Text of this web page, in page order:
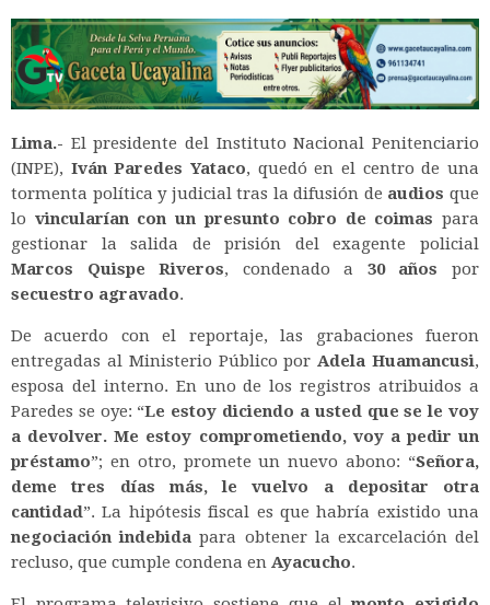
Lima.- El presidente del Instituto Nacional Penitenciario
(INPE), Iván Paredes Yataco, quedó en el centro de una
tormenta política y judicial tras la difusión de audios que
lo vincularían con un presunto cobro de coimas para
gestionar la salida de prisión del exagente policial
Marcos Quispe Riveros, condenado a 30 años por
secuestro agravado.
De acuerdo con el reportaje, las grabaciones fueron
entregadas al Ministerio Público porAdela Huamancusi,
esposa del interno. En uno de los registros atribuidos a
Paredes se oye: “Le estoy diciendo a usted que se le voy
a devolver. Me estoy comprometiendo, voy a pedir un
préstamo”; en otro, promete un nuevo abono: “Señora,
deme tres días más, le vuelvo a depositar otra
cantidad”. La hipótesis fiscal es que habría existido una
negociación indebida para obtener la excarcelación del
recluso, que cumple condena en Ayacucho.